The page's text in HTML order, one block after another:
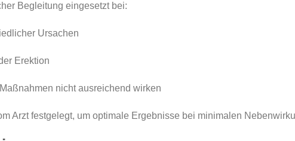
Begleitung eingesetzt bei:
Ursachen
Erektion
nicht ausreichend wirken
Arzt festgelegt, um optimale Ergebnisse bei minimalen